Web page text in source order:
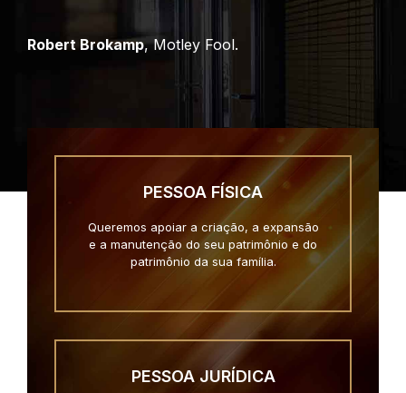
Robert Brokamp, Motley Fool.
PESSOA FÍSICA
Queremos apoiar a criação, a expansão
e a manutenção do seu patrimônio e do
patrimônio da sua família.
PESSOA JURÍDICA